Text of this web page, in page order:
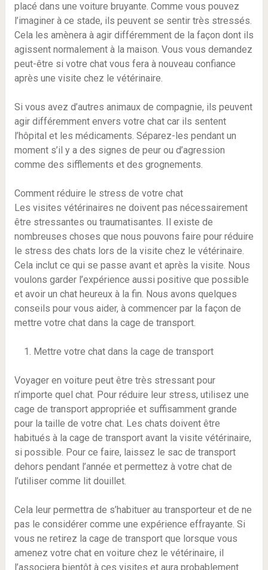
placé dans une voiture bruyante. Comme vous pouvez
l’imaginer à ce stade, ils peuvent se sentir très stressés.
Cela les amènera à agir différemment de la façon dont ils
agissent normalement à la maison. Vous vous demandez
peut-être si votre chat vous fera à nouveau confiance
après une visite chez le vétérinaire.
Si vous avez d’autres animaux de compagnie, ils peuvent
agir différemment envers votre chat car ils sentent
l’hôpital et les médicaments. Séparez-les pendant un
moment s’il y a des signes de peur ou d’agression
comme des sifflements et des grognements.
Comment réduire le stress de votre chat
Les visites vétérinaires ne doivent pas nécessairement
être stressantes ou traumatisantes. Il existe de
nombreuses choses que nous pouvons faire pour réduire
le stress des chats lors de la visite chez le vétérinaire.
Cela inclut ce qui se passe avant et après la visite. Nous
voulons garder l’expérience aussi positive que possible
et avoir un chat heureux à la fin. Nous avons quelques
conseils pour vous aider, à commencer par la façon de
mettre votre chat dans la cage de transport.
Mettre votre chat dans la cage de transport
Voyager en voiture peut être très stressant pour
n’importe quel chat. Pour réduire leur stress, utilisez une
cage de transport appropriée et suffisamment grande
pour la taille de votre chat. Les chats doivent être
habitués à la cage de transport avant la visite vétérinaire,
si possible. Pour ce faire, laissez le sac de transport
dehors pendant l’année et permettez à votre chat de
l’utiliser comme lit douillet.
Cela leur permettra de s’habituer au transporteur et de ne
pas le considérer comme une expérience effrayante. Si
vous ne retirez la cage de transport que lorsque vous
amenez votre chat en voiture chez le vétérinaire, il
l’associera bientôt à ces visites et aura probablement